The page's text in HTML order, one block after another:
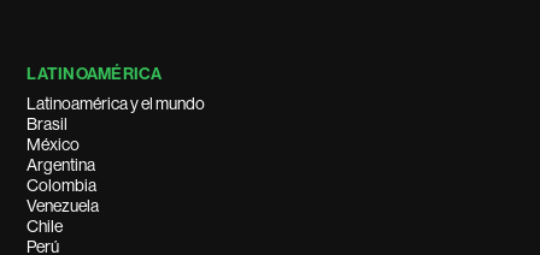
LATINOAMÉRICA
Latinoamérica y el mundo
Brasil
México
Argentina
Colombia
Venezuela
Chile
Perú